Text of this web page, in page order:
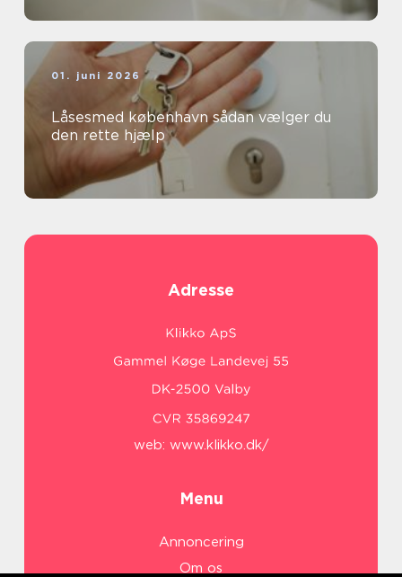
01. juni 2026
Låsesmed københavn sådan vælger du
den rette hjælp
Adresse
web: www.klikko.dk/
Menu
Annoncering
Om os